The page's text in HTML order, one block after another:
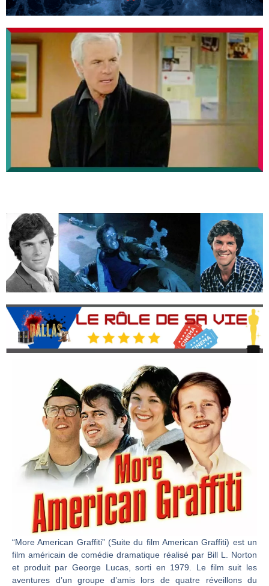
“More American Graffiti” (Suite du film American Graffiti) est un
film américain de comédie dramatique réalisé par Bill L. Norton
et produit par George Lucas, sorti en 1979. Le film suit les
aventures d’un groupe d’amis lors de quatre réveillons du